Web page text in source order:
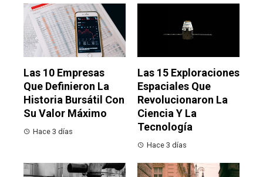
Las 10 Empresas
Que Definieron La
Historia Bursátil Con
Su Valor Máximo
Hace 3 días
Las 15 Exploraciones
Espaciales Que
Revolucionaron La
Ciencia Y La
Tecnología
Hace 3 días